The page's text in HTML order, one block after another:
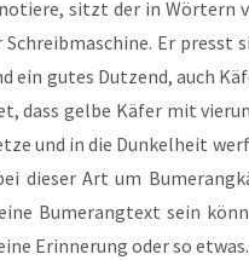
sitzt der in
Er presst
ein gutes Dut­zend, auch
dass gel­be Käfer mit
und in die Dun­kel­heit
die­ser Art um
Bume­rang­text sein
Erin­ne­rung oder so